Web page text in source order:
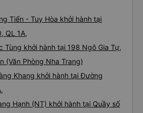
Tiến - Tuy Hòa khởi hành tại
QL 1A,
Tùng khởi hành tại 198 Ngô Gia Tự,
(Văn Phòng Nha Trang)
Khang khởi hành tại Đường
Hạnh (NT) khởi hành tại Quầy số